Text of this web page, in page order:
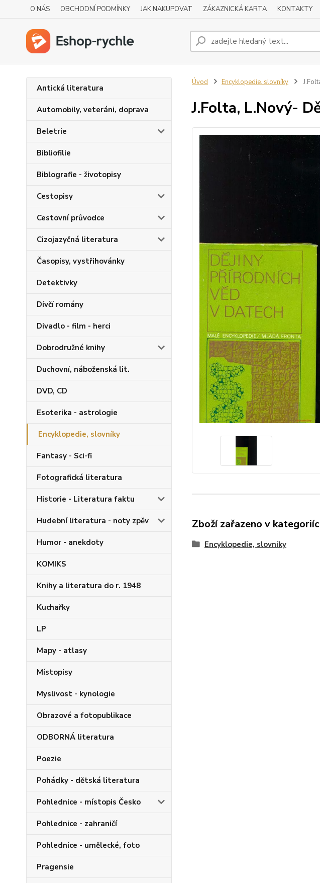
O NÁS OBCHODNÍ PODMÍNKY JAK NAKUPOVAT ZÁKAZNICKÁ KARTA KONTAKTY
Antická literatura
Automobily, veteráni, doprava
Beletrie
Bibliofilie
Biblografie - životopisy
Cestopisy
Cestovní průvodce
Cizojazyčná literatura
Časopisy, vystřihovánky
Detektivky
Dívčí romány
Divadlo - film - herci
Dobrodružné knihy
Duchovní, náboženská lit.
DVD, CD
Esoterika - astrologie
Encyklopedie, slovníky
Fantasy - Sci-fi
Fotografická literatura
Historie - Literatura faktu
Hudební literatura - noty zpěv
Humor - anekdoty
KOMIKS
Knihy a literatura do r. 1948
Kuchařky
LP
Mapy - atlasy
Místopisy
Myslivost - kynologie
Obrazové a fotopublikace
ODBORNÁ literatura
Poezie
Pohádky - dětská literatura
Pohlednice - místopis Česko
Pohlednice - zahraničí
Pohlednice - umělecké, foto
Pragensie
Úvod Encyklopedie, slovníky
J.Folta, L.Nový-
Zboží zařazeno v
Encyklopedie, slovníky